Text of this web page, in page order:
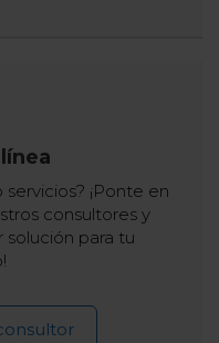
¡Ponte en
consultores y
para tu